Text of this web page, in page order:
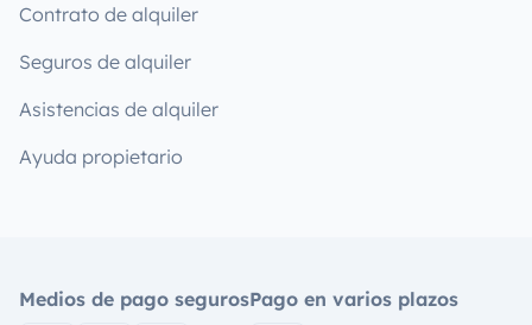
Contrato de alquiler
Seguros de alquiler
Asistencias de alquiler
Ayuda propietario
Medios de pago segurosPago en varios plazos